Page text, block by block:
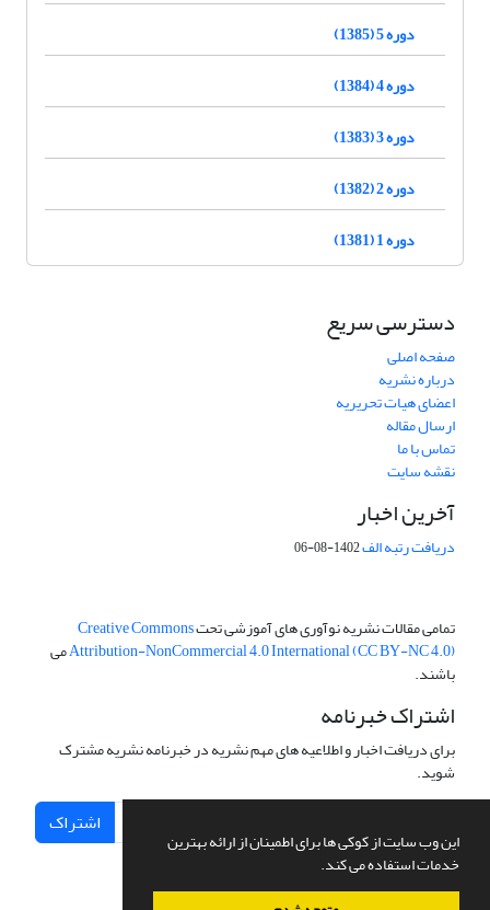
این وب سایت از کوکی ها برای اطمینان از ارائه بهترین
خدمات استفاده می کند.
دوره 5 (1385)
دوره 4 (1384)
دوره 3 (1383)
دوره 2 (1382)
دوره 1 (1381)
دسترسی سریع
صفحه اصلی
درباره نشریه
اعضای هیات تحریریه
ارسال مقاله
تماس با ما
نقشه سایت
آخرین اخبار
دریافت رتبه الف1402-08-06
تمامی مقالات نشریه نوآوری های آموزشی تحتCreative Commons
Attribution-NonCommercial 4.0 International (CC BY-NC 4.0)می
باشند.
اشتراک خبرنامه
برای دریافت اخبار و اطلاعیه های مهم نشریه در خبرنامه نشریه مشترک
شوید.
اشتراک